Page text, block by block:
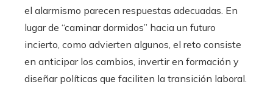
el alarmismo parecen respuestas adecuadas. En
lugar de “caminar dormidos” hacia un futuro
incierto, como advierten algunos, el reto consiste
en anticipar los cambios, invertir en formación y
diseñar políticas que faciliten la transición laboral.